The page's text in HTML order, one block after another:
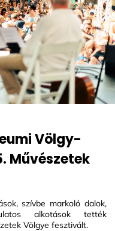
Völgy-
Művészetek
szívbe markoló dalok,
alkotások tették
Völgye fesztivált.